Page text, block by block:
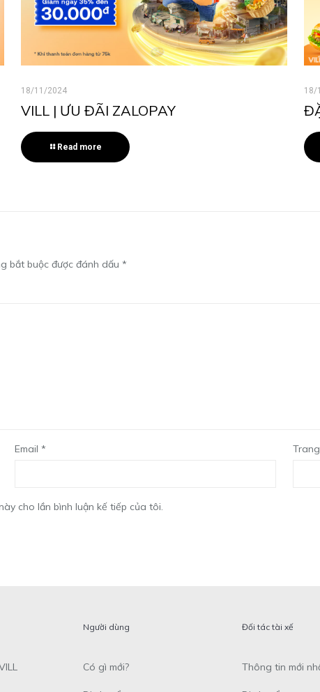
18/11/2024
VILL | ƯU ĐÃI ZALOPAY
Read more
18/
bắt buộc được đánh dấu *
Email*
cho lần bình luận kế tiếp của tôi.
Người dùng
Có gì mới?
Đối tác tài xế
Thông tin mới